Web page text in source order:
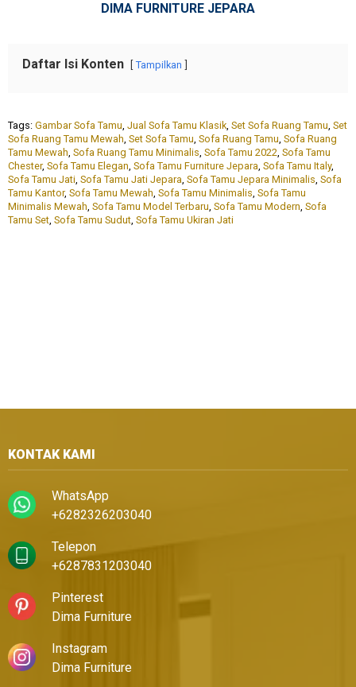
DIMA FURNITURE JEPARA
Daftar Isi Konten Tampilkan
Tags: Gambar Sofa Tamu, Jual Sofa Tamu Klasik, Set Sofa Ruang Tamu, Set
Sofa Ruang Tamu Mewah, Set Sofa Tamu, Sofa Ruang Tamu, Sofa Ruang
Tamu Mewah, Sofa Ruang Tamu Minimalis, Sofa Tamu 2022, Sofa Tamu
Chester, Sofa Tamu Elegan, Sofa Tamu Furniture Jepara, Sofa Tamu Italy,
Sofa Tamu Jati, Sofa Tamu Jati Jepara, Sofa Tamu Jepara Minimalis, Sofa
Tamu Kantor, Sofa Tamu Mewah, Sofa Tamu Minimalis, Sofa Tamu
Minimalis Mewah, Sofa Tamu Model Terbaru, Sofa Tamu Modern, Sofa
Tamu Set, Sofa Tamu Sudut, Sofa Tamu Ukiran Jati
KONTAK KAMI
WhatsApp
+6282326203040
Telepon
+6287831203040
Pinterest
Dima Furniture
Instagram
Dima Furniture